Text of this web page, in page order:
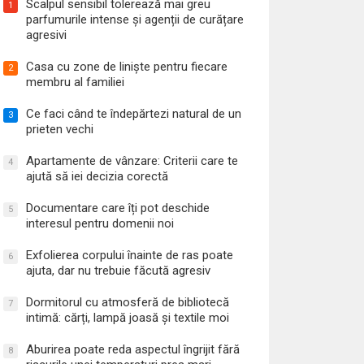
1
Scalpul sensibil tolerează mai greu
parfumurile intense și agenții de curățare
agresivi
2
Casa cu zone de liniște pentru fiecare
membru al familiei
3
Ce faci când te îndepărtezi natural de un
prieten vechi
4
Apartamente de vânzare: Criterii care te
ajută să iei decizia corectă
5
Documentare care îți pot deschide
interesul pentru domenii noi
6
Exfolierea corpului înainte de ras poate
ajuta, dar nu trebuie făcută agresiv
7
Dormitorul cu atmosferă de bibliotecă
intimă: cărți, lampă joasă și textile moi
8
Aburirea poate reda aspectul îngrijit fără